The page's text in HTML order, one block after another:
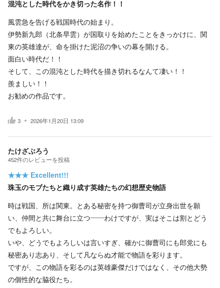
混沌とした時代をかき切った名作！！
風雲急を告げる戦国時代の始まり。
伊勢新九郎（北条早雲）が国取りを始めたことをきっかけに、関
東の英雄達が、命を掛けた泥沼の争いの幕を開ける。
面白い時代だ！！
そして、この混沌とした時代を描き切れるなんて凄い！！
羨ましい！！
お勧めの作品です。
3 2026年1月20日 13:09
たけざぶろう
452件のレビューを投稿
★★★ Excellent!!!
珠玉のモブたちと織り成す英雄たちの幻想歴史物語
時は戦国、所は関東。とある秘密を持つ御曹司が立身出世を願
い、仲間と共に舞台に立つ――わけですが、実はそこは割とどう
でもよろしい。
いや、どうでもよろしいは言いすぎ、確かに御曹司にも郎党にも
秘密あり志あり、そして凡ならぬ才能で物語を彩ります。
ですが、この物語を彩るのは英雄豪傑だけではなく、その他大勢
の個性的な脇役たち。